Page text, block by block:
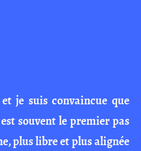
je suis convaincue que
souvent le premier pas
plus libre et plus alignée